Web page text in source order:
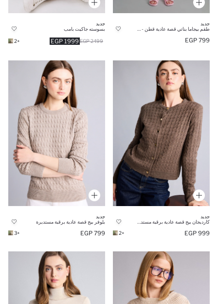
جديد
799 EGP
جديد
بسوسته جاكيت بامب
1999 EGP 2499 EGP
+2
جديد
999 EGP
+2
جديد
بلوفر بيج قصة عادية برقبة مستديرة
799 EGP
+3